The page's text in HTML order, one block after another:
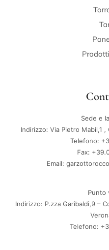
Sede e
Indirizzo: Via Pietro Mabil,1
Telefono:
Fax:
Email:
Punto
Indirizzo: P.zza Garibaldi,9 –
Telefono: